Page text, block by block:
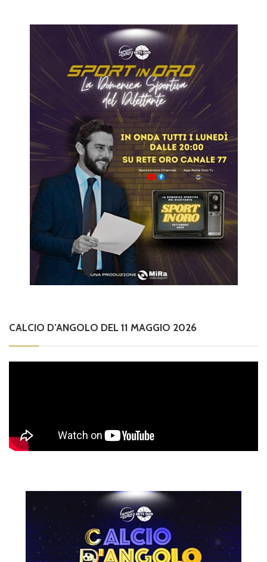
CALCIO D’ANGOLO DEL 11 MAGGIO 2026